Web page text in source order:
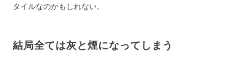
タイルなのかもしれない。
結局全ては灰と煙になってしまう